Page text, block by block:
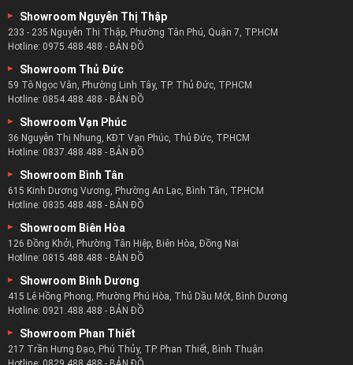
Showroom Nguyễn Thị Thập
233 - 235 Nguyễn Thị Thập, Phường Tân Phú, Quận 7, TP.HCM
Hotline: 0975.488.488 - BẢN ĐỒ
Showroom Thủ Đức
59 Tô Ngọc Vân, Phường Linh Tây, TP. Thủ Đức, TP.HCM
Hotline: 0854.488.488 - BẢN ĐỒ
Showroom Vạn Phúc
36 Nguyễn Thị Nhung, KĐT Vạn Phúc, Thủ Đức, TP.HCM
Hotline: 0837.488.488 - BẢN ĐỒ
Showroom Bình Tân
615 Kinh Dương Vương, Phường An Lạc, Bình Tân, TP.HCM
Hotline: 0835.488.488 - BẢN ĐỒ
Showroom Biên Hòa
126 Đồng Khởi, Phường Tân Hiệp, Biên Hòa, Đồng Nai
Hotline: 0815.488.488 - BẢN ĐỒ
Showroom Bình Dương
415 Lê Hồng Phong, Phường Phú Hòa, Thủ Dầu Một, Bình Dương
Hotline: 0921.488.488 - BẢN ĐỒ
Showroom Phan Thiết
217 Trần Hưng Đạo, Phú Thủy, TP. Phan Thiết, Bình Thuận